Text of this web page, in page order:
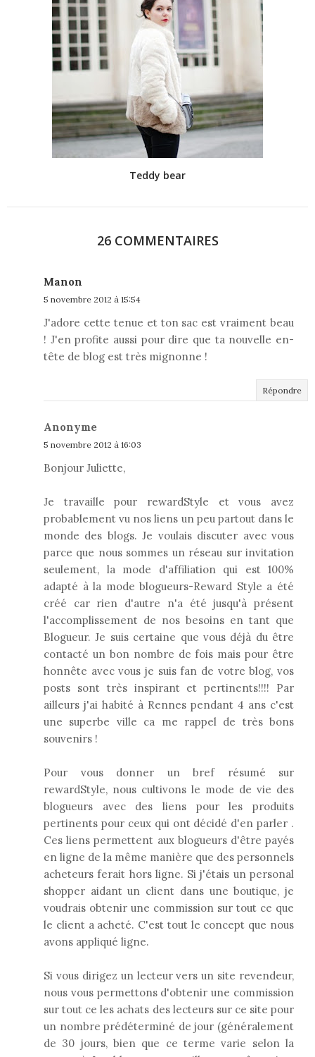
Teddy bear
26 COMMENTAIRES
Manon
5 novembre 2012 à 15:54
J'adore cette tenue et ton sac est vraiment beau
! J'en profite aussi pour dire que ta nouvelle en-
tête de blog est très mignonne !
Répondre
Anonyme
5 novembre 2012 à 16:03
Bonjour Juliette,
Je travaille pour rewardStyle et vous avez
probablement vu nos liens un peu partout dans le
monde des blogs. Je voulais discuter avec vous
parce que nous sommes un réseau sur invitation
seulement, la mode d'affiliation qui est 100%
adapté à la mode blogueurs-Reward Style a été
créé car rien d'autre n'a été jusqu'à présent
l'accomplissement de nos besoins en tant que
Blogueur. Je suis certaine que vous déjà du être
contacté un bon nombre de fois mais pour être
honnête avec vous je suis fan de votre blog, vos
posts sont très inspirant et pertinents!!!! Par
ailleurs j'ai habité à Rennes pendant 4 ans c'est
une superbe ville ca me rappel de très bons
souvenirs !
Pour vous donner un bref résumé sur
rewardStyle, nous cultivons le mode de vie des
blogueurs avec des liens pour les produits
pertinents pour ceux qui ont décidé d'en parler .
Ces liens permettent aux blogueurs d'être payés
en ligne de la même manière que des personnels
acheteurs ferait hors ligne. Si j'étais un personal
shopper aidant un client dans une boutique, je
voudrais obtenir une commission sur tout ce que
le client a acheté. C'est tout le concept que nous
avons appliqué ligne.
Si vous dirigez un lecteur vers un site revendeur,
nous vous permettons d'obtenir une commission
sur tout ce les achats des lecteurs sur ce site pour
un nombre prédéterminé de jour (généralement
de 30 jours, bien que ce terme varie selon la